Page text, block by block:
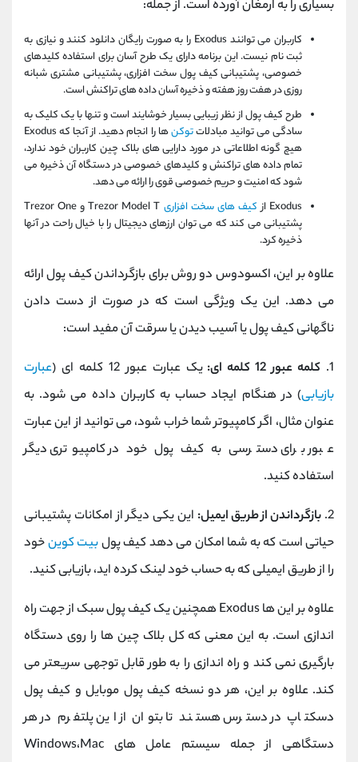
بسیاری را به ارمغان آورده است. از جمله:
کاربران می توانند Exodus را به صورت رایگان دانلود کنند و نیازی به
ثبت نام نیست. این برنامه دارای یک طرح آسان برای استفاده کلیدهای
خصوصی، پشتیبانی کیف پول سخت افزاری، پشتیبانی مشتری شبانه
روزی در هفت روز هفته و ذخیره آسان داده های تراکنش است.
طرح کیف پول از نظر زیبایی بسیار خوشایند است و تنها با یک کلیک به
سادگی می توانید مبادلاتتوکن
ها را انجام دهید. از آنجا که Exodus
هیچ گونه اطلاعاتی در مورد دارایی های بلاک چین کاربران خود ندارد،
تمام داده های تراکنش و کلیدهای خصوصی در دستگاه آن ذخیره می
شود که امنیت و حریم خصوصی قوی را ارائه می دهد.
Exodus از
کیف های سخت افزاری
Trezor Model T و Trezor One
پشتیبانی می کند که می توان ارزهای دیجیتال را با خیال راحت در آنها
ذخیره کرد.
علاوه بر این، اکسودوس دو روش برای بازگرداندن کیف پول ارائه
می دهد. این یک ویژگی است که در صورت از دست دادن
ناگهانی کیف پول یا آسیب دیدن یا سرقت آن مفید است:
1. کلمه عبور 12 کلمه ای: یک عبارت عبور 12 کلمه ای (
عبارت
بازیابی) در هنگام ایجاد حساب به کاربران داده می شود. به
عنوان مثال، اگر کامپیوتر شما خراب شود، می توانید از این عبارت
عبور برای دسترسی به کیف پول خود در کامپیوتری دیگر
استفاده کنید.
2. بازگرداندن از طریق ایمیل: این یکی دیگر از امکانات پشتیبانی
حیاتی است که به شما امکان می دهد کیف پولبیت کوینخود
را از طریق ایمیلی که به حساب خود لینک کرده اید، بازیابی کنید.
علاوه بر این ها Exodus همچنین یک کیف پول سبک از جهت راه
اندازی است. به این معنی که کل بلاک چین ها را روی دستگاه
بارگیری نمی کند و راه اندازی را به طور قابل توجهی سریعتر می
کند. علاوه بر این، هر دو نسخه کیف پول موبایل و کیف پول
دسکتاپ در دسترس هستند تا بتوان از این پلتفرم در هر
دستگاهی از جمله سیستم عامل های Windows،Mac